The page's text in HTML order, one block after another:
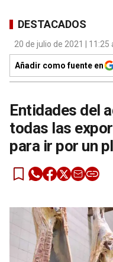
DESTACADOS
20 de julio de 2021 |
Añadir como fuente en
Entidades del
todas las
para ir por un